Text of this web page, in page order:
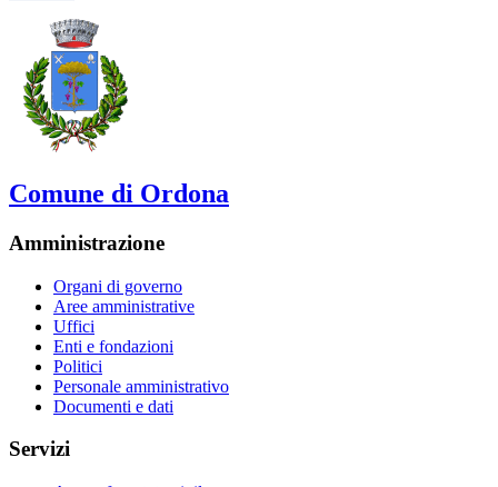
Comune di Ordona
Amministrazione
Organi di governo
Aree amministrative
Uffici
Enti e fondazioni
Politici
Personale amministrativo
Documenti e dati
Servizi